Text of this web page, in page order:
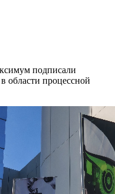
подписали
области процессной